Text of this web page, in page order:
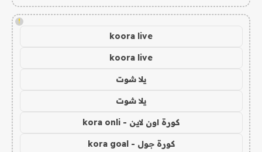
!
koora live
koora live
يلا شوت
يلا شوت
كورة اون لاين - kora onli
كورة جول - kora goal